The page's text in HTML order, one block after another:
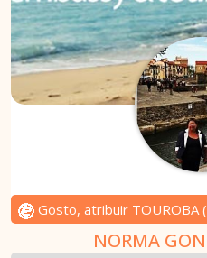
Gosto, atribuir TOUROBA(
NORMA